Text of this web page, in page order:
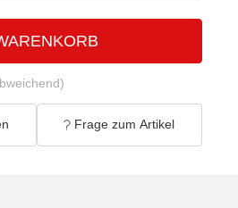
Frage zum Artikel